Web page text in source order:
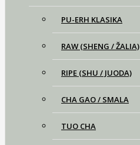
PU-ERH KLASIKA
RAW (SHENG / ŽALIA)
RIPE (SHU / JUODA)
CHA GAO / SMALA
TUO CHA